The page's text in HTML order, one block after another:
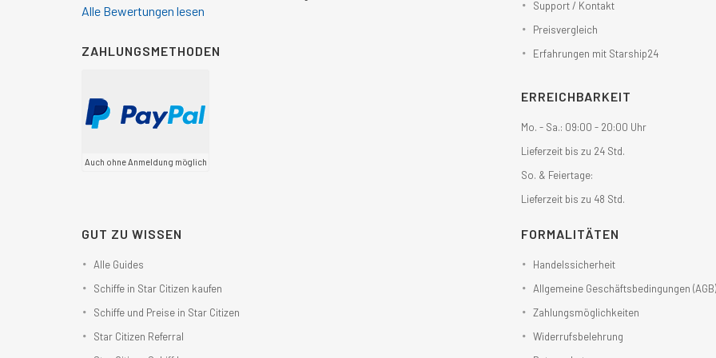
Alle Bewertungen lesen
ZAHLUNGSMETHODEN
Auch ohne Anmeldung möglich
Support / Kontakt
Preisvergleich
Erfahrungen mit Starship24
ERREICHBARKEIT
Mo. - Sa.: 09:00 - 20:00 Uhr
Lieferzeit bis zu 24 Std.
So. & Feiertage:
Lieferzeit bis zu 48 Std.
GUT ZU WISSEN
Alle Guides
Schiffe in Star Citizen kaufen
Schiffe und Preise in Star Citizen
Star Citizen Referral
FORMALITÄTEN
Handelssicherheit
Allgemeine Geschäftsbedingungen (AGB)
Zahlungsmöglichkeiten
Widerrufsbelehrung